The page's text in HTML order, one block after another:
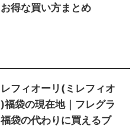
得な買い方まとめ
レフィオーリ(ミレフィオ
福袋の現在地｜フレグラ
袋の代わりに買えるブ